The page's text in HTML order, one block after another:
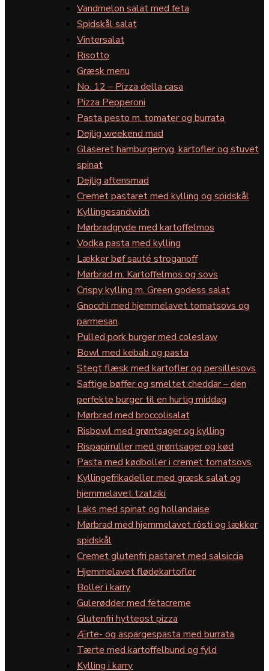
Vandmelon salat med feta
Spidskål salat
Vintersalat
Risotto
Græsk menu
No. 12 – Pizza della casa
Pizza Pepperoni
Pasta pesto m. tomater og burrata
Dejlig weekend mad
Glaseret hamburgerryg, kartofler og stuvet
spinat
Dejlig aftensmad
Cremet pastaret med kylling og spidskål
Kyllingesandwich
Mørbradgryde med kartoffelmos
Vodka pasta med kylling
Lækker bøf sauté stroganoff
Mørbrad m. Kartoffelmos og sovs
Crispy kylling m. Green godess salat
Gnocchi med hjemmelavet tomatsovs og
parmesan
Pulled pork burger med coleslaw
Bowl med kebab og pasta
Stegt flæsk med kartofler og persillesovs
Saftige bøffer og smeltet cheddar – den
perfekte burger til en hurtig middag
Mørbrad med broccolisalat
Risbowl med grøntsager og kylling
Rispapirruller med grøntsager og kød
Pasta med kødboller i cremet tomatsovs
Kyllingefrikadeller med græsk salat og
hjemmelavet tzatziki
Laks med spinat og hollandaise
Mørbrad med hjemmelavet rösti og lækker
spidskål
Cremet glutenfri pastaret med salsiccia
Hjemmelavet flødekartofler
Boller i karry
Gulerødder med fetacreme
Glutenfri hytteost pizza
Ærte- og aspargespasta med burrata
Tærte med kartoffelbund og fyld
Kylling i karry